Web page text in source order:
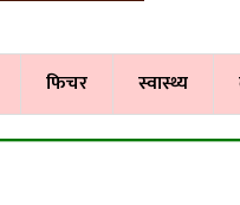
फिचर स्वास्थ्य